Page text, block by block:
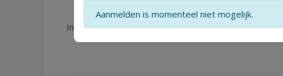
In deze opdracht ga je touwtjespringen.
Aanmelden is momenteel niet mogelijk.